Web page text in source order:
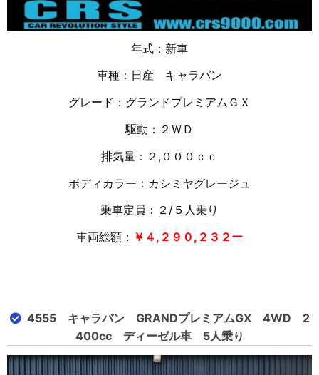
年式：新車
車種：日産 キャラバン
グレード：グランドプレミアムＧＸ
駆動：２ＷＤ
排気量：２,０００ｃｃ
ボディカラー：カシミヤグレージュ
乗車定員：２/５人乗り
車両総額： ￥４,２９０,２３２ ー
4555 キャラバン GRANDプレミアムGX 4WD 2
400cc ディーゼル車 5人乗り